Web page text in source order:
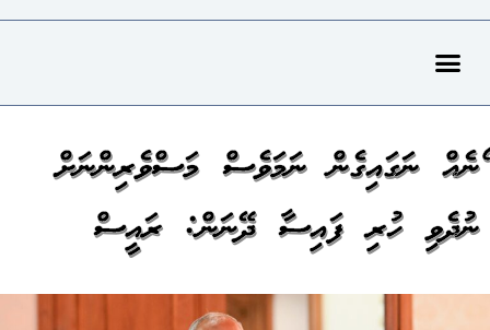
ލޯނެއް ނަގައިގެން ނަމަވެސް މަސްވެރިންނަށް
ނުދެވި ހުރި ފައިސާ ދޭނަން: ރައީސް